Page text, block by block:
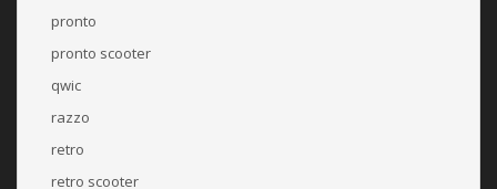
pronto
pronto scooter
qwic
razzo
retro
retro scooter